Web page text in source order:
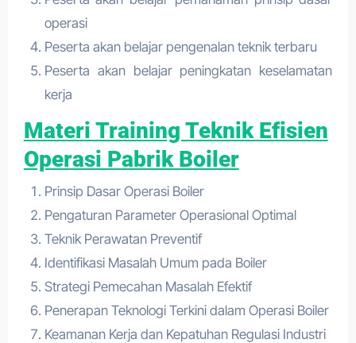
operasi
Peserta akan belajar pengenalan teknik terbaru
Peserta akan belajar peningkatan keselamatan
kerja
Materi Training Teknik Efisien
Operasi Pabrik Boiler
Prinsip Dasar Operasi Boiler
Pengaturan Parameter Operasional Optimal
Teknik Perawatan Preventif
Identifikasi Masalah Umum pada Boiler
Strategi Pemecahan Masalah Efektif
Penerapan Teknologi Terkini dalam Operasi Boiler
Keamanan Kerja dan Kepatuhan Regulasi Industri